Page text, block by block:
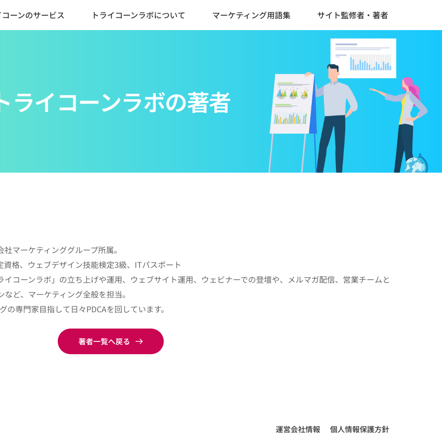
ーンのサービス トライコーンラボについて マーケティング用語集 サイト監修者・著者
ライコーンラボの著者
マーケティンググループ所属。
資格、ウェブデザイン技能検定3級、ITパスポート
イコーンラボ」の立ち上げや運用、ウェブサイト運用、ウェビナーでの登壇や、メルマガ配信、営業チームと
ど、マーケティング全般を担当。
の専門家目指して日々PDCAを回しています。
著者一覧へ戻る
運営会社情報 個人情報保護方針